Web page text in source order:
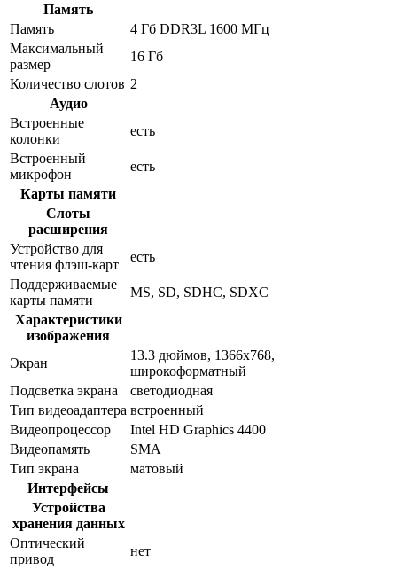
Память
Память
4 Гб DDR3L 1600 МГц
Максимальный
размер
16 Гб
Количество слотов 2
Аудио
Встроенные
колонки
есть
Встроенный
микрофон
есть
Карты памяти
Слоты
расширения
Устройство для
чтения флэш-карт
есть
Поддерживаемые
карты памяти
MS, SD, SDHC, SDXC
Характеристики
изображения
Экран
13.3 дюймов, 1366x768,
широкоформатный
Подсветка экрана
светодиодная
Тип видеоадаптера встроенный
Видеопроцессор
Intel HD Graphics 4400
Видеопамять
SMA
Тип экрана
матовый
Интерфейсы
Устройства
хранения данных
Оптический
привод
нет